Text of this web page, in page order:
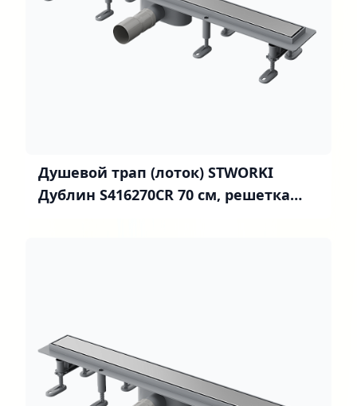
Душевой трап (лоток) STWORKI
Дублин S416270CR 70 см, решетка